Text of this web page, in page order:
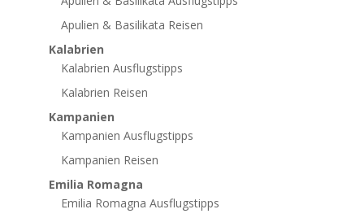
Apulien & Basilikata Reisen
Kalabrien
Kalabrien Ausflugstipps
Kalabrien Reisen
Kampanien
Kampanien Ausflugstipps
Kampanien Reisen
Emilia Romagna
Emilia Romagna Ausflugstipps